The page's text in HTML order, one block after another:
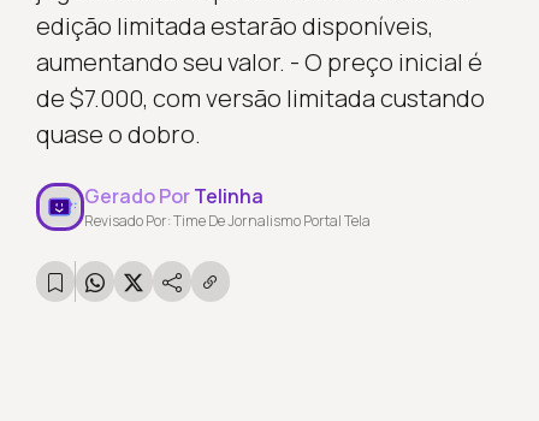
edição limitada estarão disponíveis,
aumentando seu valor. - O preço inicial é
de $7.000, com versão limitada custando
quase o dobro.
Gerado PorTelinha
Revisado Por: Time De Jornalismo Portal Tela